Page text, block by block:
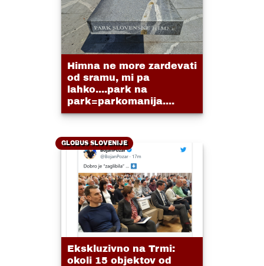
Himna ne more zardevati
od sramu, mi pa
lahko....park na
park=parkomanija....
GLOBUS SLOVENIJE
Ekskluzivno na Trmi:
okoli 15 objektov od